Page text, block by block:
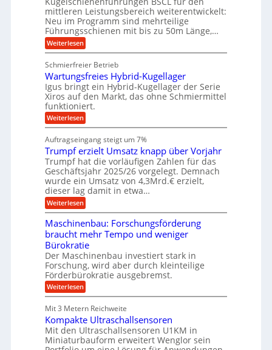
e
b
u
n
g
e
n
e
u
b
b
e
w
e
g
u
n
g
e
n
m
o
t
i
v
e
n
d
M
a
s
c
h
i
e
n
b
a
u
e
r
W
e
r
k
z
e
u
g
k
r
e
i
s
a
u
f
mittleren Leistungsbereich weiterentwickelt:
Neu im Programm sind mehrteilige
Führungsschienen mit bis zu 50m Länge,…
Weiterlesen:
K
g
e
l
s
c
h
i
e
e
n
f
ü
h
r
u
n
g
e
n
B
S
C
L
w
e
i
t
e
e
n
t
Schmierfreier Betrieb
Wartungsfreies Hybrid-Kugellager
Igus bringt ein Hybrid-Kugellager der Serie
Xiros auf den Markt, das ohne Schmiermittel
funktioniert.
Weiterlesen:
W
r
t
u
n
g
s
f
r
e
e
s
H
y
b
r
i
d
-
u
g
e
l
l
Auftragseingang steigt um 7%
Trumpf erzielt Umsatz knapp über Vorjahr
Trumpf hat die vorläufigen Zahlen für das
Geschäftsjahr 2025/26 vorgelegt. Demnach
wurde ein Umsatz von 4,3Mrd.€ erzielt,
dieser lag damit in etwa…
Weiterlesen:
T
u
m
p
f
e
r
z
i
e
t
U
m
s
a
Maschinenbau: Forschungsförderung
braucht mehr Tempo und weniger
Bürokratie
Der Maschinenbau investiert stark in
Forschung, wird aber durch kleinteilige
Förderbürokratie ausgebremst.
Weiterlesen:
M
s
c
h
i
n
Mit 3 Metern Reichweite
Kompakte Ultraschallsensoren
Mit den Ultraschallsensoren U1KM in
Miniaturbauform erweitert Wenglor sein